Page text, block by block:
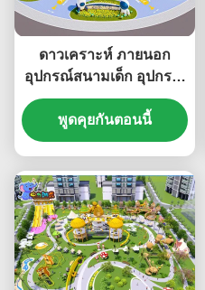
ดาวเคราะห์ ภายนอก
อุปกรณ์สนามเด็ก อุปกรณ์
สนุกขนาดใหญ่
พูดคุยกันตอนนี้